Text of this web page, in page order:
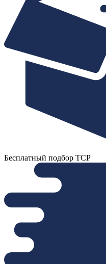
Бесплатный подбор ТСР